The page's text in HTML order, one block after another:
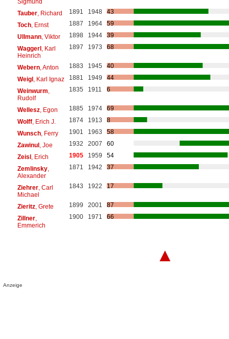
Tauber, Richard 1891 1948
43
Toch, Ernst 1887 1964
59
Ullmann, Viktor 1898 1944
39
Waggerl, Karl
Heinrich
1897 1973 68
Webern, Anton 1883 1945
40
Weigl, Karl Ignaz 1881 1949
44
Weinwurm
Rudolf
1835 1911 6
Wellesz, Egon 1885 1974
69
Wolff, Erich J. 1874 1913
8
Wunsch, Ferry 1901 1963
58
Zawinul, Joe 1932 2007
60
Zeisl, Erich 1905 1959
54
Zemlinsky,
Alexander
1871 1942 37
Ziehrer, Carl
Michael
1843 1922 17
Zieritz, Grete 1899 2001
87
Zillner,
Emmerich
1900 1971 66
▲
Anzeige